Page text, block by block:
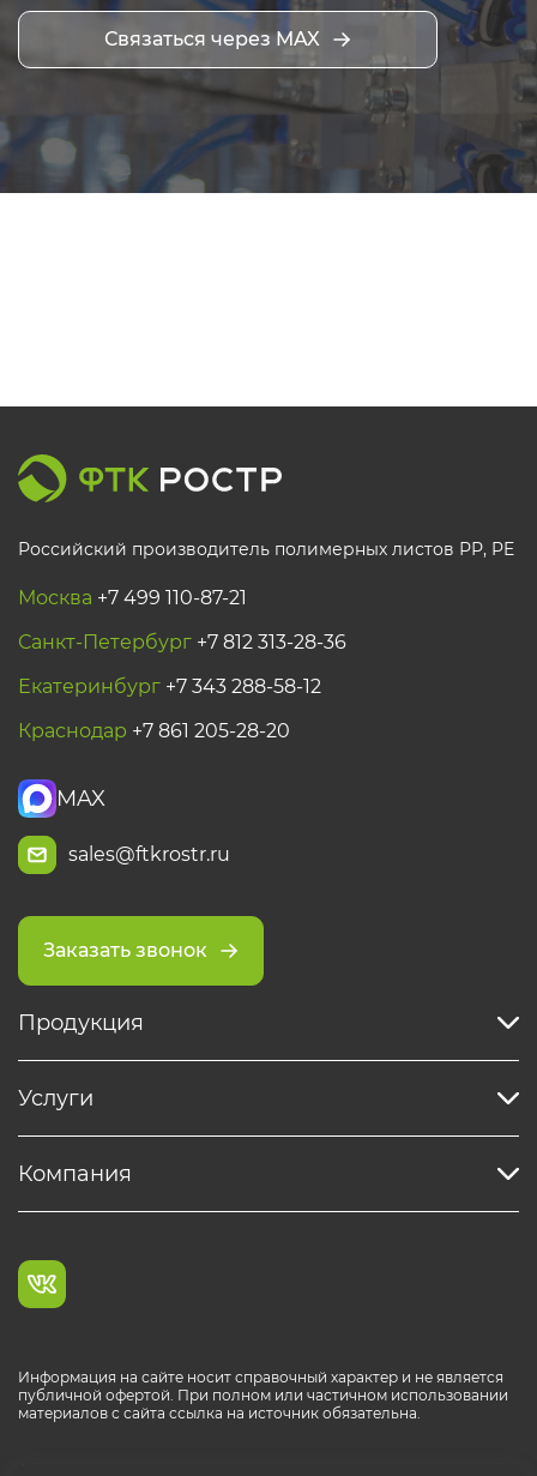
Связаться через MAX
Российский производитель полимерных листов РР, PE
Москва +7 499 110-87-21
Санкт-Петербург +7 812 313-28-36
Екатеринбург +7 343 288-58-12
Краснодар +7 861 205-28-20
MAX
sales@ftkrostr.ru
Заказать звонок
Продукция
Услуги
Компания
Информация на сайте носит справочный характер и не является
публичной офертой. При полном или частичном использовании
материалов с сайта ссылка на источник обязательна.